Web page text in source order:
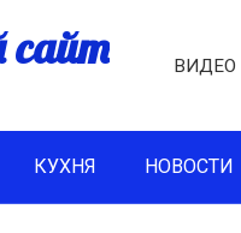
сайт ВИДЕО
КУХНЯ НОВОСТИ